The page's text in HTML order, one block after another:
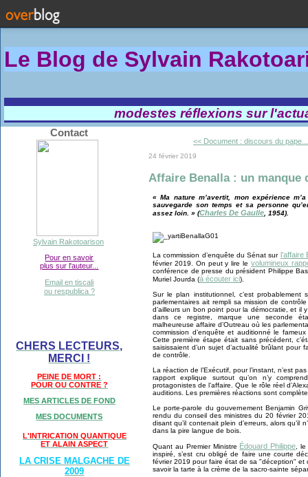
Le Blog de Sylvain Rakotoa
modestes réflexions sur
Contact
Sylvain Rakotoarison
Pour en savoir
plus sur l'auteur...
Email en tiscali
ou respublica ?
CHERS LECTEURS,
MERCI !
PEINE DE MORT :
POUR OU CONTRE ?
MES ARTICLES DE FOND
MES DOCUMENTS
L'INTRICATION QUANTIQUE
ET ALAIN ASPECT
LA CRISE MALGACHE DE
2009
<< Document : discours du pape...
24 février 2019
Affaire Benalla : un manque
« Ma nature m’avertit, mon expérience
sauvegarde son temps et sa personne
assez loin. » (Charles De Gaulle , 1954).
La commission d’enquête du Sénat sur l’affaire
février 2019. On peut y lire levolumineux
conférence de presse du président Philippe
Muriel Jourda (à écouter ici).
Sur le plan institutionnel, c’est probablement
parlementaires ait rempli sa mission de
d’ailleurs un bon point pour la démocratie, et
dans ce registre, marque une seconde
malheureuse affaire d’Outreau où les
commission d’enquête et auditionné le
Cette première étape était sans précédent,
saisissaient d’un sujet d’actualité brûlant pour
de contrôle.
La réaction de l’Exécutif, pour l’instant, n’est
rapport explique surtout qu’on n’y
protagonistes de l’affaire. Que le rôle réel
auditions. Les premières réactions sont
Le porte-parole du gouvernement Benjamin
rendu du conseil des ministres du 20 février
disant qu’il contenait plein d’erreurs, alors
dans la pire langue de bois.
Quant au Premier Ministre Édouard Philippe ,
inspiré, s’est cru obligé de faire une courte
février 2019 pour faire état de sa "déception" et
savoir la tarte à la crème de la sacro-sainte